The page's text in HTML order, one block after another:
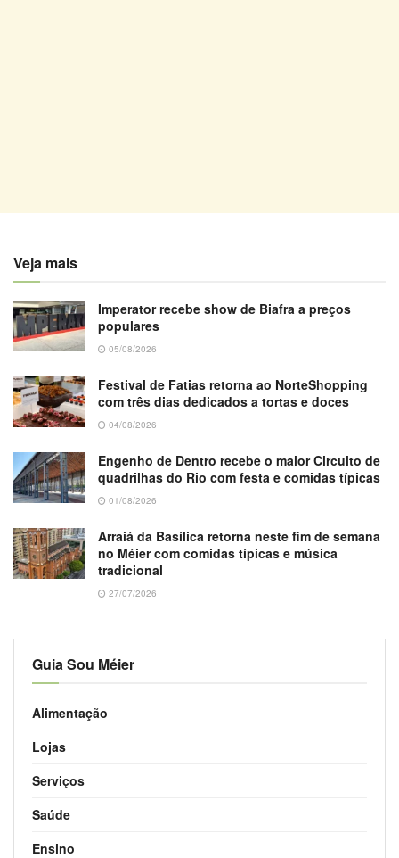
Veja mais
Imperator recebe show de Biafra a preços
populares
05/08/2026
Festival de Fatias retorna ao NorteShopping
com três dias dedicados a tortas e doces
04/08/2026
Engenho de Dentro recebe o maior Circuito de
quadrilhas do Rio com festa e comidas típicas
01/08/2026
Arraiá da Basílica retorna neste fim de semana
no Méier com comidas típicas e música
tradicional
27/07/2026
Guia Sou Méier
Alimentação
Lojas
Serviços
Saúde
Ensino